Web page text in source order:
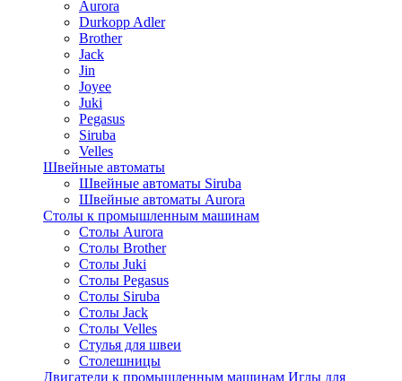
Aurora
Durkopp Adler
Brother
Jack
Jin
Joyee
Juki
Pegasus
Siruba
Velles
Швейные автоматы
Швейные автоматы Siruba
Швейные автоматы Aurora
Столы к промышленным машинам
Столы Aurora
Столы Brother
Столы Juki
Столы Pegasus
Столы Siruba
Столы Jack
Столы Velles
Стулья для швеи
Столешницы
Двигатели к промышленным машинам Иглы для